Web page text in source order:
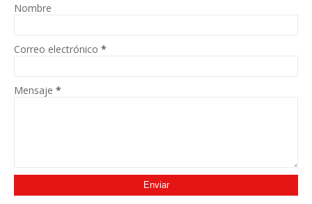
Nombre
Correo electrónico *
Mensaje *